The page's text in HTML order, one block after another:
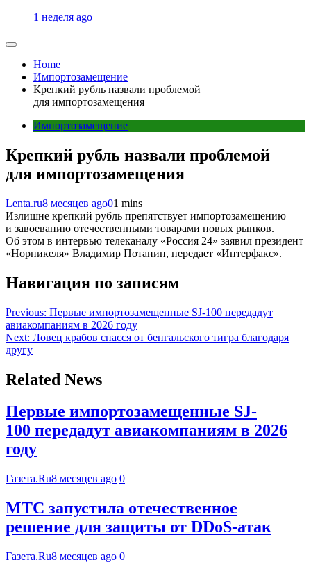
1 неделя ago
Home
Импортозамещение
Крепкий рубль назвали проблемой
для импортозамещения
Импортозамещение
Крепкий рубль назвали проблемой
для импортозамещения
Lenta.ru8 месяцев ago01 mins
Излишне крепкий рубль препятствует импортозамещению
и завоеванию отечественными товарами новых рынков.
Об этом в интервью телеканалу «Россия 24» заявил президент
«Норникеля» Владимир Потанин, передает «Интерфакс».
Навигация по записям
Previous: Первые импортозамещенные SJ-100 передадут
авиакомпаниям в 2026 году
Next: Ловец крабов спасся от бенгальского тигра благодаря
другу
Related News
Первые импортозамещенные SJ-
100 передадут авиакомпаниям в 2026
году
Газета.Ru8 месяцев ago 0
МТС запустила отечественное
решение для защиты от DDoS-атак
Газета.Ru8 месяцев ago 0